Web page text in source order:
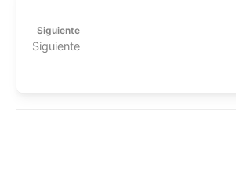
Siguiente
Siguiente